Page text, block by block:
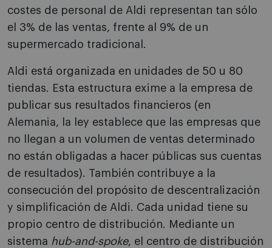
costes de personal de Aldi representan tan sólo
el 3% de las ventas, frente al 9% de un
supermercado tradicional.
Aldi está organizada en unidades de 50 u 80
tiendas. Esta estructura exime a la empresa de
publicar sus resultados financieros (en
Alemania, la ley establece que las empresas que
no llegan a un volumen de ventas determinado
no están obligadas a hacer públicas sus cuentas
de resultados). También contribuye a la
consecución del propósito de descentralización
y simplificación de Aldi. Cada unidad tiene su
propio centro de distribución. Mediante un
sistema hub-and-spoke, el centro de distribución